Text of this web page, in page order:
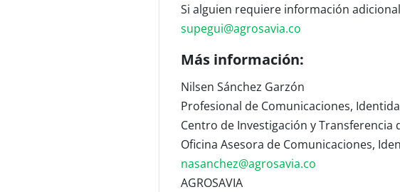
Si alguien requiere información
supegui@agrosavia.co
Más información:
Nilsen Sánchez Garzón
Profesional de Comunicaciones,
Centro de Investigación y Transferencia
Oficina Asesora de Comunicaciones,
nasanchez@agrosavia.co
AGROSAVIA